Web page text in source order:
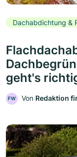
Dachabdichtung &
geht's
FW Von Redaktion